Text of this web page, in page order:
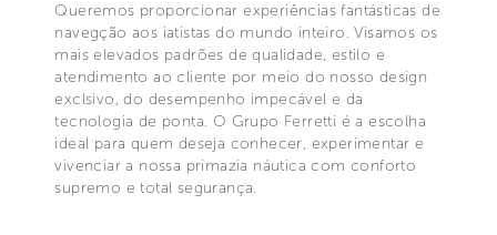
Queremos proporcionar experiências fantásticas de
navegção aos iatistas do mundo inteiro. Visamos os
mais elevados padrões de qualidade, estilo e
atendimento ao cliente por meio do nosso design
exclsivo, do desempenho impecável e da
tecnologia de ponta. O Grupo Ferretti é a escolha
ideal para quem deseja conhecer, experimentar e
vivenciar a nossa primazia náutica com conforto
supremo e total segurança.